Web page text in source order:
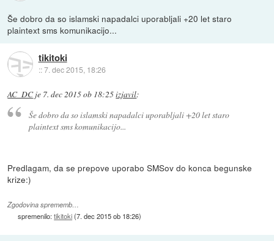
Še dobro da so islamski napadalci uporabljali +20 let staro
plaintext sms komunikacijo...
tikitoki
::7. dec 2015, 18:26
AC_DCje 7. dec 2015 ob 18:25izjavil:
Še dobro da so islamski napadalci uporabljali +20 let staro
plaintext sms komunikacijo...
Predlagam, da se prepove uporabo SMSov do konca begunske
krize:)
Zgodovina sprememb…
spremenilo:tikitoki(7. dec 2015 ob 18:26)